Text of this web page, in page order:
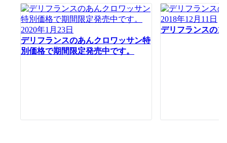
2020年1月23日
デリフランスのあんクロワッサン特
別価格で期間限定発売中です。
2018年12月11日
デリフランスの